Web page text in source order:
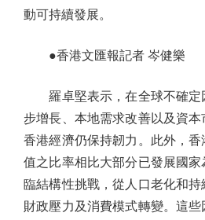
動可持續發展。
●香港文匯報記者 岑健樂
羅卓堅表示，在全球不確定
步增長、本地需求改善以及資本
香港經濟仍保持韌力。此外，
值之比率相比大部分已發展國
臨結構性挑戰，從人口老化和
財政壓力及消費模式轉變。這